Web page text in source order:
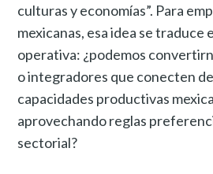
culturas y economías”. Para
mexicanas, esa idea se traduce
operativa: ¿podemos
o integradores que conecten
capacidades productivas
aprovechando reglas
sectorial?